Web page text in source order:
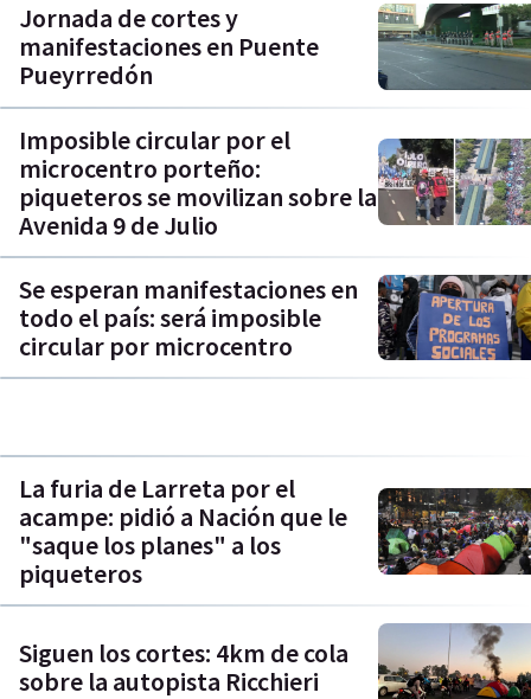
Jornada de cortes y
manifestaciones en Puente
Pueyrredón
Imposible circular por el
microcentro porteño:
piqueteros se movilizan sobre la
Avenida 9 de Julio
Se esperan manifestaciones en
todo el país: será imposible
circular por microcentro
La furia de Larreta por el
acampe: pidió a Nación que le
"saque los planes" a los
piqueteros
Siguen los cortes: 4km de cola
sobre la autopista Ricchieri